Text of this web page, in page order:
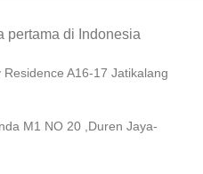
pertama di Indonesia
Residence A16-17 Jatikalang
M1 NO 20 ,Duren Jaya-